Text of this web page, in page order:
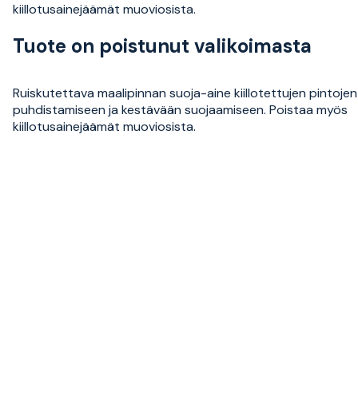
kiillotusainejäämät muoviosista.
Tuote on poistunut valikoimasta
Ruiskutettava maalipinnan suoja-aine kiillotettujen pintojen
puhdistamiseen ja kestävään suojaamiseen. Poistaa myös
kiillotusainejäämät muoviosista.